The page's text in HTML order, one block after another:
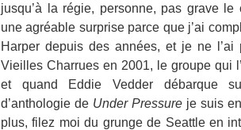
jusqu’à la régie, personne, pas grave le
une agréable surprise parce que j’ai
Harper depuis des années, et je ne
Vieilles Charrues en 2001, le groupe qui
et quand Eddie Vedder débarque
d’anthologie de Under Pressure je suis
plus, filez moi du grunge de Seattle en